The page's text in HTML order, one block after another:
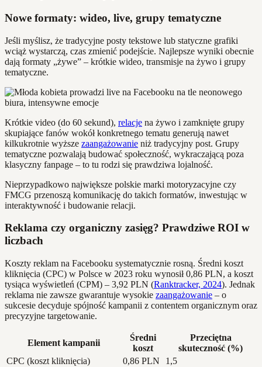
Nowe formaty: wideo, live, grupy tematyczne
Jeśli myślisz, że tradycyjne posty tekstowe lub statyczne grafiki
wciąż wystarczą, czas zmienić podejście. Najlepsze wyniki obecnie
dają formaty „żywe” – krótkie wideo, transmisje na żywo i grupy
tematyczne.
Krótkie video (do 60 sekund), relacje na żywo i zamknięte grupy
skupiające fanów wokół konkretnego tematu generują nawet
kilkukrotnie wyższe zaangażowanie niż tradycyjny post. Grupy
tematyczne pozwalają budować społeczność, wykraczającą poza
klasyczny fanpage – to tu rodzi się prawdziwa lojalność.
Nieprzypadkowo największe polskie marki motoryzacyjne czy
FMCG przenoszą komunikację do takich formatów, inwestując w
interaktywność i budowanie relacji.
Reklama czy organiczny zasięg? Prawdziwe ROI w
liczbach
Koszty reklam na Facebooku systematycznie rosną. Średni koszt
kliknięcia (CPC) w Polsce w 2023 roku wynosił 0,86 PLN, a koszt
tysiąca wyświetleń (CPM) – 3,92 PLN (Ranktracker, 2024). Jednak
reklama nie zawsze gwarantuje wysokie zaangażowanie – o
sukcesie decyduje spójność kampanii z contentem organicznym oraz
precyzyjne targetowanie.
Element kampanii
Średni
koszt
Przeciętna
skuteczność (%)
CPC (koszt kliknięcia)
0,86 PLN
1,5